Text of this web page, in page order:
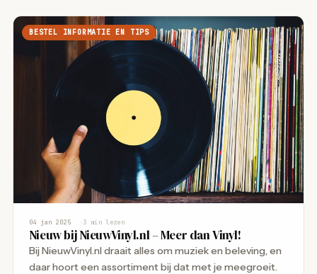
BESTEL INFORMATIE EN TIPS
04 jan 2025 3 min lezen
Nieuw bij NieuwVinyl.nl – Meer dan Vinyl!
Bij NieuwVinyl.nl draait alles om muziek en beleving, en
daar hoort een assortiment bij dat met je meegroeit.